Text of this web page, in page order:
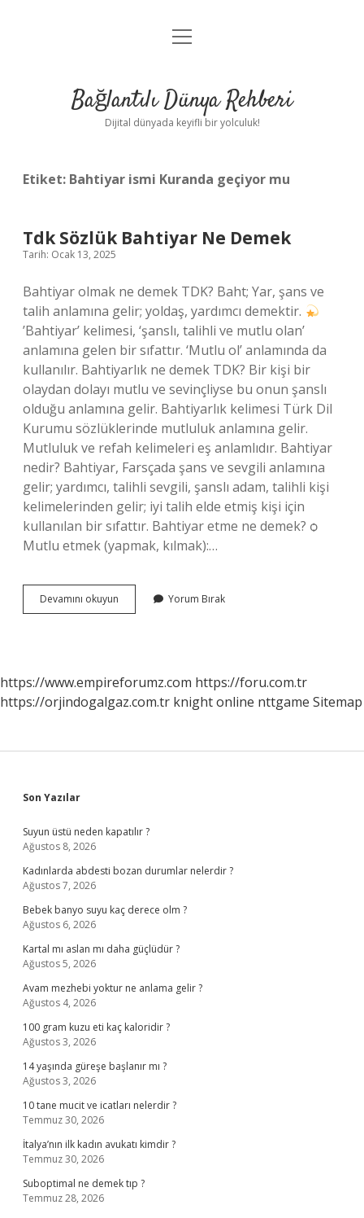
Anasayfa
Yasal Uyarı
menüyü
Bağlantılı Dünya Rehberi
Dijital dünyada keyifli bir yolculuk!
Etiket: Bahtiyar ismi Kuranda geçiyor mu
Tdk Sözlük Bahtiyar Ne Demek
Tarih: Ocak 13, 2025
Bahtiyar olmak ne demek TDK? Baht; Yar, şans ve
talih anlamına gelir; yoldaş, yardımcı demektir.
’Bahtiyar’ kelimesi, ‘şanslı, talihli ve mutlu olan’
anlamına gelen bir sıfattır. ‘Mutlu ol’ anlamında da
kullanılır. Bahtiyarlık ne demek TDK? Bir kişi bir
olaydan dolayı mutlu ve sevinçliyse bu onun şanslı
olduğu anlamına gelir. Bahtiyarlık kelimesi Türk Dil
Kurumu sözlüklerinde mutluluk anlamına gelir.
Mutluluk ve refah kelimeleri eş anlamlıdır. Bahtiyar
nedir? Bahtiyar, Farsçada şans ve sevgili anlamına
gelir; yardımcı, talihli sevgili, şanslı adam, talihli kişi
kelimelerinden gelir; iyi talih elde etmiş kişi için
kullanılan bir sıfattır. Bahtiyar etme ne demek? ѻ
Mutlu etmek (yapmak, kılmak):…
Devamını okuyun
Sözlük
Yorum Bırak
https://www.empireforumz.com https://foru.com.tr
https://orjindogalgaz.com.tr knight online nttgame Sitemap
Sidebar
Son Yazılar
Suyun üstü neden kapatılır ?
Ağustos 8, 2026
Kadınlarda abdesti bozan durumlar nelerdir ?
Ağustos 7, 2026
Bebek banyo suyu kaç derece olm ?
Ağustos 6, 2026
Kartal mı aslan mı daha güçlüdür ?
Ağustos 5, 2026
Avam mezhebi yoktur ne anlama gelir ?
Ağustos 4, 2026
100 gram kuzu eti kaç kaloridir ?
Ağustos 3, 2026
14 yaşında güreşe başlanır mı ?
Ağustos 3, 2026
10 tane mucit ve icatları nelerdir ?
Temmuz 30, 2026
İtalya’nın ilk kadın avukatı kimdir ?
Temmuz 30, 2026
Suboptimal ne demek tıp ?
Temmuz 28, 2026